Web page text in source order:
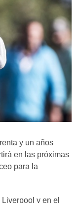
y un años
en las próximas
para la
y en el